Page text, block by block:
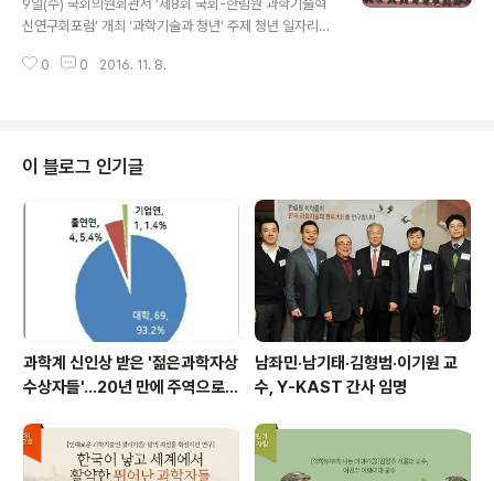
혁신적인 변화를 모색할 시점이 아닌가 하는 생각이 든다.
과학기술혁신연구회를 통해 지혜로운 해법을 찾아야 할 때
다.” 장병완 의원(국민의당 광주 동구남구 갑·과학기술혁신
9일(수) 국회의원회관서 ‘제8회 국회-한림원 과학기술혁
신연구회포럼’ 개최 ‘과학기술과 청년’ 주제 청년 일자리의
우리 한림원과 국회가 공동으로 설립한 국회-한림원 과학
재와 미래’인만큼 발제 및 토론자들은 과학기술의 급속한
발전으로 인해 새롭게 전개될 사회구조적 변화가 청년의
일자리에 미치는 영향을 분석했다. 나아가 과학기술이 청
년취업난과 국가 경제침체를 극복하도록 기여할 방안은 무
엇인지 토론했다. 이영무 한양대학교 총장이 ‘이공계 청년
일자리의 문제점 및 해결방안’을 주제로 첫 번..
0 0 2016. 11. 8.
이 블로그 인기글
과학계 신인상 받은 '젊은과학자상
수상자들'…20년 만에 주역으로
남좌민·남기태·김형범·이기원 교
수, Y-KAST 간사 임명